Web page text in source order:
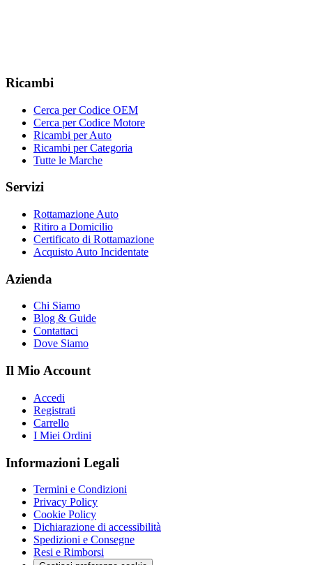
Ricambi
Cerca per Codice OEM
Cerca per Codice Motore
Ricambi per Auto
Ricambi per Categoria
Tutte le Marche
Servizi
Rottamazione Auto
Ritiro a Domicilio
Certificato di Rottamazione
Acquisto Auto Incidentate
Azienda
Chi Siamo
Blog & Guide
Contattaci
Dove Siamo
Il Mio Account
Accedi
Registrati
Carrello
I Miei Ordini
Informazioni Legali
Termini e Condizioni
Privacy Policy
Cookie Policy
Dichiarazione di accessibilità
Spedizioni e Consegne
Resi e Rimborsi